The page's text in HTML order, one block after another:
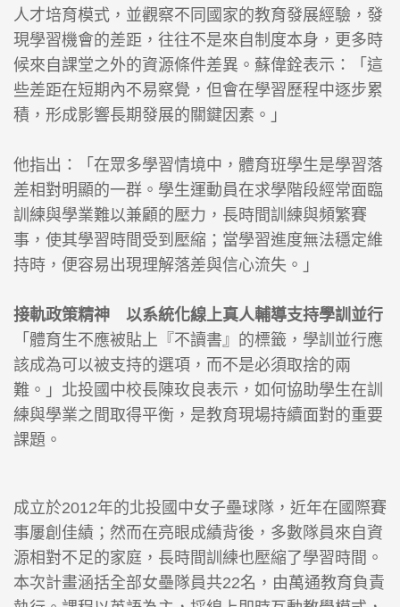
人才培育模式，並觀察不同國家的教育發展經驗，發
現學習機會的差距，往往不是來自制度本身，更多時
候來自課堂之外的資源條件差異。蘇偉銓表示：「這
些差距在短期內不易察覺，但會在學習歷程中逐步累
積，形成影響長期發展的關鍵因素。」
他指出：「在眾多學習情境中，體育班學生是學習落
差相對明顯的一群。學生運動員在求學階段經常面臨
訓練與學業難以兼顧的壓力，長時間訓練與頻繁賽
事，使其學習時間受到壓縮；當學習進度無法穩定維
持時，便容易出現理解落差與信心流失。」
接軌政策精神 以系統化線上真人輔導支持學訓並行
「體育生不應被貼上『不讀書』的標籤，學訓並行應
該成為可以被支持的選項，而不是必須取捨的兩
難。」北投國中校長陳玫良表示，如何協助學生在訓
練與學業之間取得平衡，是教育現場持續面對的重要
課題。
成立於2012年的北投國中女子壘球隊，近年在國際賽
事屢創佳績；然而在亮眼成績背後，多數隊員來自資
源相對不足的家庭，長時間訓練也壓縮了學習時間。
本次計畫涵括全部女壘隊員共22名，由萬通教育負責